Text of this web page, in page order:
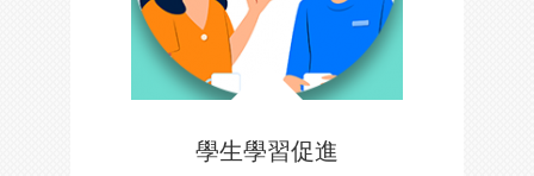
學生學習促進